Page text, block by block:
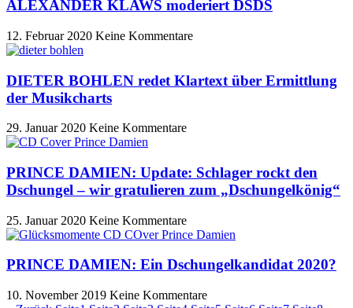
ALEXANDER KLAWS moderiert DSDS
12. Februar 2020 Keine Kommentare
DIETER BOHLEN redet Klartext über Ermittlung
der Musikcharts
29. Januar 2020 Keine Kommentare
PRINCE DAMIEN: Update: Schlager rockt den
Dschungel – wir gratulieren zum „Dschungelkönig“
25. Januar 2020 Keine Kommentare
PRINCE DAMIEN: Ein Dschungelkandidat 2020?
10. November 2019 Keine Kommentare